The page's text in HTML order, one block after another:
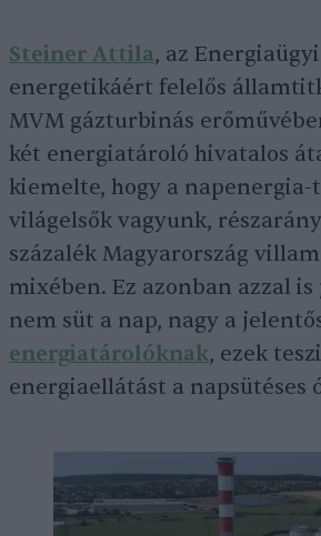
Steiner Attila, az
energetikáért felelős
MVM gázturbinás
két energiatároló hivatalos
kiemelte, hogy a
világelsők vagyunk,
százalék Magyarország
mixében. Ez azonban azzal
nem süt a nap, nagy a
energiatárolóknak, ezek
energiaellátást a napsütéses